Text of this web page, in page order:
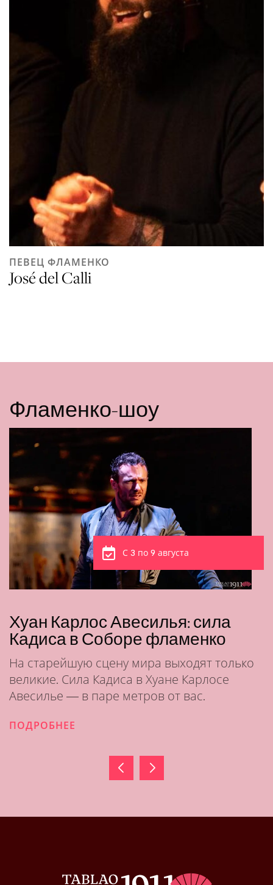
ПЕВЕЦ ФЛАМЕНКО
José del Calli
Фламенко-шоу
С 3 по 9 августа
Хуан Карлос Авесилья: сила
Кадиса в Соборе фламенко
На старейшую сцену мира выходят только
великие. Сила Кадиса в Хуане Карлосе
Авесилье — в паре метров от вас.
ПОДРОБНЕЕ